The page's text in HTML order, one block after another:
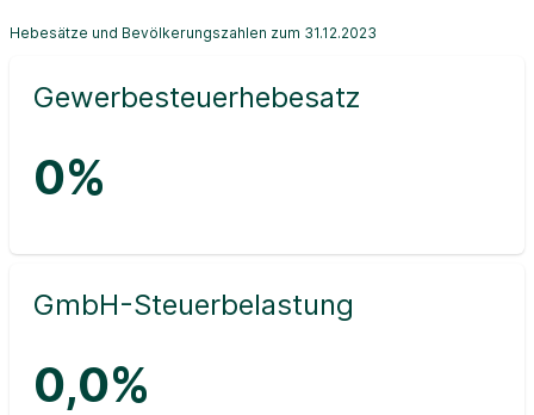
Hebesätze und Bevölkerungszahlen zum 31.12.2023
Gewerbesteuerhebesatz
0%
GmbH-Steuerbelastung
0,0%